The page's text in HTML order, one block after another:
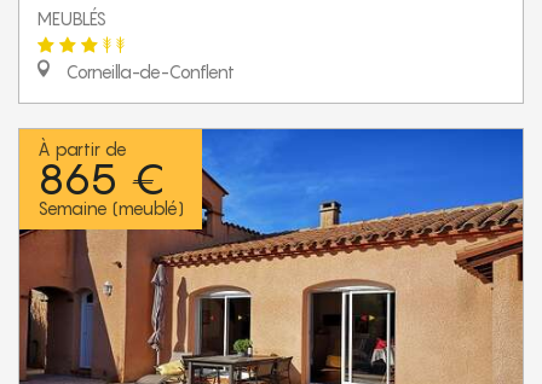
MEUBLÉS
Corneilla-de-Conflent
À partir de
865 €
Semaine (meublé)